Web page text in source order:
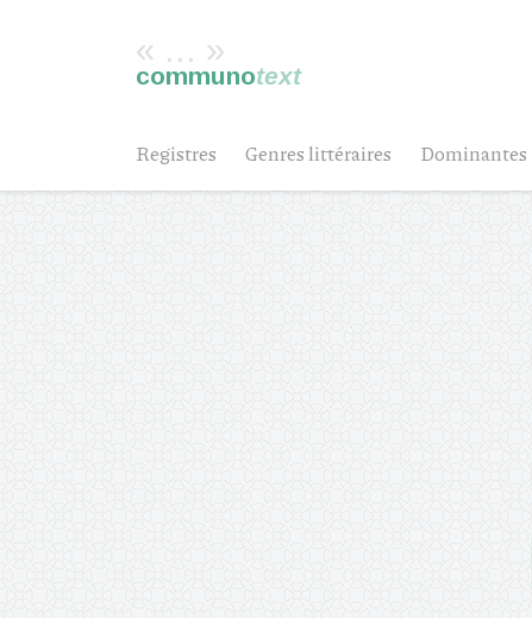
« ... »
communotext
Registres Genres littéraires Dominantes